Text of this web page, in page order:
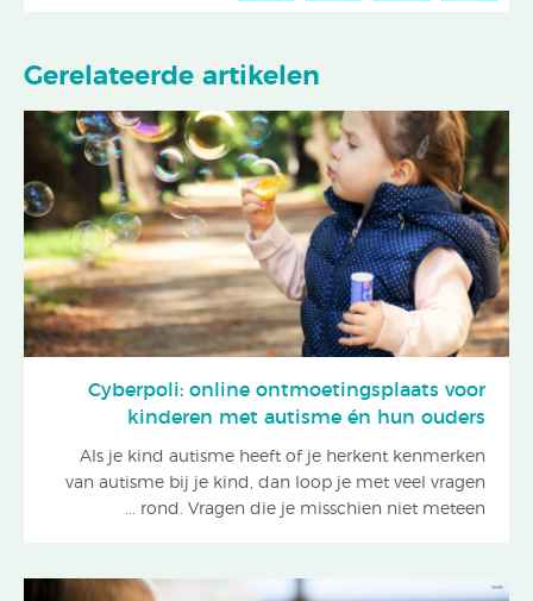
Gerelateerde artikelen
Cyberpoli: online ontmoetingsplaats voor
kinderen met autisme én hun ouders
Als je kind autisme heeft of je herkent kenmerken
van autisme bij je kind, dan loop je met veel vragen
rond. Vragen die je misschien niet meteen ...